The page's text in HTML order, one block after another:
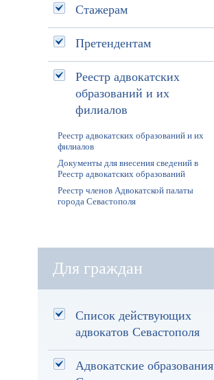
Стажерам
Претендентам
Реестр адвокатских
образований и их
филиалов
Реестр адвокатских образований и их
филиалов
Документы для внесения сведений в
Реестр адвокатских образований
Реестр членов Адвокатской палаты
города Севастополя
Для граждан
Список действующих
адвокатов Севастополя
Адвокатские образования